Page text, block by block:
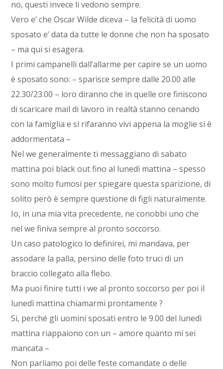
no, questi invece li vedono sempre.
Vero e’ che Oscar Wilde diceva – la felicità di uomo
sposato e’ data da tutte le donne che non ha sposato
– ma qui si esagera.
I primi campanelli dall’allarme per capire se un uomo
è sposato sono: – sparisce sempre dalle 20.00 alle
22.30/23.00 – loro diranno che in quelle ore finiscono
di scaricare mail di lavoro in realtà stanno cenando
con la famiglia e si rifaranno vivi appena la moglie si è
addormentata –
Nel we generalmente ti messaggiano di sabato
mattina poi black out fino al lunedì mattina – spesso
sono molto fumosi per spiegare questa sparizione, di
solito però è sempre questione di figli naturalmente.
Io, in una mia vita precedente, ne conobbi uno che
nel we finiva sempre al pronto soccorso.
Un caso patologico lo definirei, mi mandava, per
assodare la palla, persino delle foto truci di un
braccio collegato alla flebo.
Ma puoi finire tutti i we al pronto soccorso per poi il
lunedì mattina chiamarmi prontamente ?
Si, perché gli uomini sposati entro le 9.00 del lunedì
mattina riappaiono con un – amore quanto mi sei
mancata –
Non parliamo poi delle feste comandate o delle